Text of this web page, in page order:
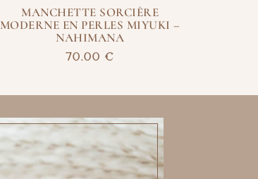
MANCHETTE SORCIÈRE
MODERNE EN PERLES MIYUKI –
NAHIMANA
70,00€